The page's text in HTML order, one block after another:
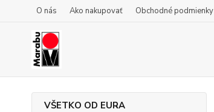
O nás Ako nakupovať Obchodné podmienky
VŠETKO OD EURA